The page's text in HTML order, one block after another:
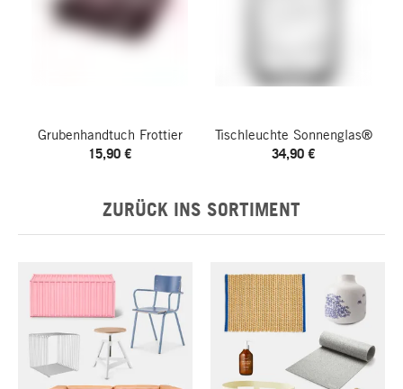
Grubenhandtuch Frottier
15,90 €
Tischleuchte Sonnenglas®
34,90 €
ZURÜCK INS SORTIMENT